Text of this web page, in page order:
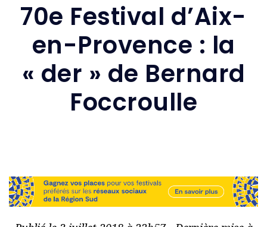
70e Festival d’Aix-
en-Provence : la
« der » de Bernard
Foccroulle